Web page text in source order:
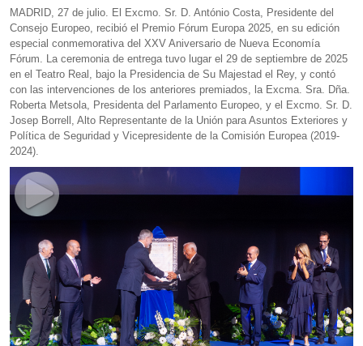
MADRID, 27 de julio. El Excmo. Sr. D. António Costa, Presidente del
Consejo Europeo, recibió el Premio Fórum Europa 2025, en su edición
especial conmemorativa del XXV Aniversario de Nueva Economía
Fórum. La ceremonia de entrega tuvo lugar el 29 de septiembre de 2025
en el Teatro Real, bajo la Presidencia de Su Majestad el Rey, y contó
con las intervenciones de los anteriores premiados, la Excma. Sra. Dña.
Roberta Metsola, Presidenta del Parlamento Europeo, y el Excmo. Sr. D.
Josep Borrell, Alto Representante de la Unión para Asuntos Exteriores y
Política de Seguridad y Vicepresidente de la Comisión Europea (2019-
2024).